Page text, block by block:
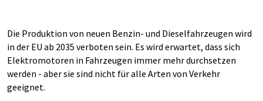
Die Produktion von neuen Benzin- und Dieselfahrzeugen wird
in der EU ab 2035 verboten sein. Es wird erwartet, dass sich
Elektromotoren in Fahrzeugen immer mehr durchsetzen
werden - aber sie sind nicht für alle Arten von Verkehr
geeignet.